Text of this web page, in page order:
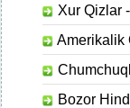
Xur Qizlar
Amerikalik
Bozor